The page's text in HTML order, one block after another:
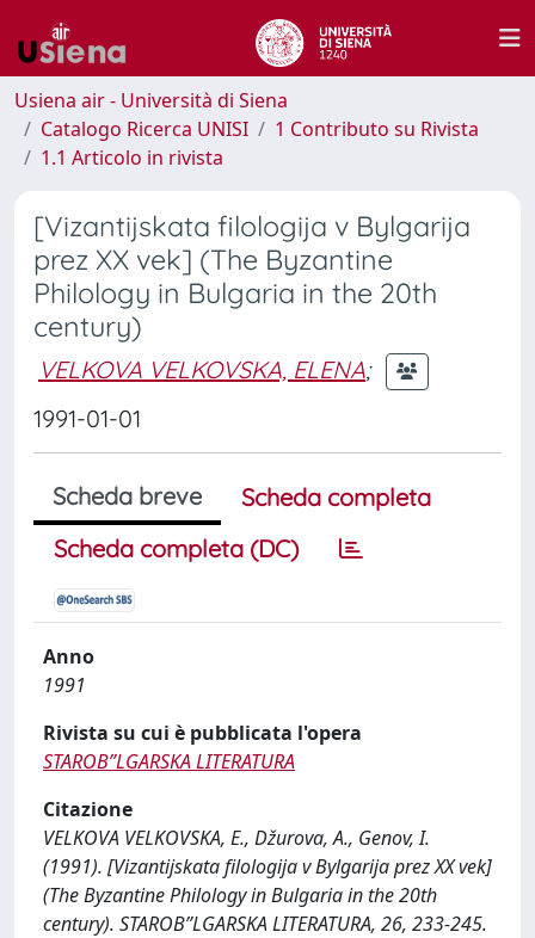
Usiena air - Università di Siena
Catalogo Ricerca UNISI
1 Contributo su Rivista
1.1 Articolo in rivista
[Vizantijskata filologija v Bylgarija
prez XX vek] (The Byzantine
Philology in Bulgaria in the 20th
century)
VELKOVA VELKOVSKA, ELENA;
1991-01-01
Scheda breve
Scheda completa
Scheda completa (DC)
Anno
1991
Rivista su cui è pubblicata l'opera
STAROBʺLGARSKA LITERATURA
Citazione
VELKOVA VELKOVSKA, E., Džurova, A., Genov, I.
(1991). [Vizantijskata filologija v Bylgarija prez XX vek]
(The Byzantine Philology in Bulgaria in the 20th
century). STAROBʺLGARSKA LITERATURA, 26, 233-245.